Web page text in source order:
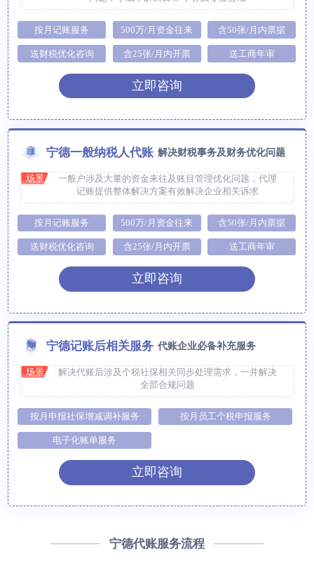
按月记账服务 500万/月资金往来 含50张/月内票据
送财税优化咨询 含25张/月内开票 送工商年审
立即咨询
宁德一般纳税人代账 解决财税事务及财务优化问题
场景
一般户涉及大量的资金来往及账目管理优化问题，代理
记账提供整体解决方案有效解决企业相关诉求
按月记账服务 500万/月资金往来 含50张/月内票据
送财税优化咨询 含25张/月内开票 送工商年审
立即咨询
宁德记账后相关服务 代账企业必备补充服务
场景
解决代账后涉及个税社保相关同步处理需求，一并解决
全部合规问题
按月申报社保增减调补服务 按月员工个税申报服务
电子化账单服务
立即咨询
宁德代账服务流程